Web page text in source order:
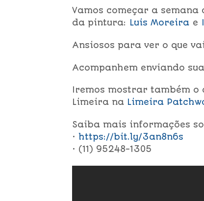
Vamos começar a
da pintura: Luis Moreira e
Ansiosos para ver o que
Acompanhem enviando
Iremos mostrar também o
Limeira na Limeira
Saiba mais informações
• https://bit.ly/3an8n6s
• (11) 95248-1305